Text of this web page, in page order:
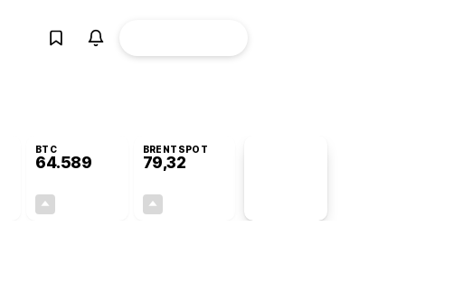
BTC
64.589
BRENTSPOT
79,32